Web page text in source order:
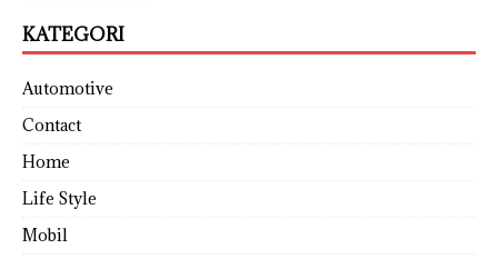
KATEGORI
Automotive
Contact
Home
Life Style
Mobil